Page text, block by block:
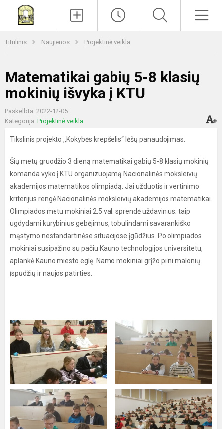
Titulinis Naujienos Projektinė veikla
Matematikai gabių 5-8 klasių
mokinių išvyka į KTU
Paskelbta: 2022-12-05
Kategorija: Projektinė veikla
Tikslinis projekto ,,Kokybės krepšelis“ lėšų panaudojimas.
Šių metų gruodžio 3 dieną matematikai gabių 5-8 klasių mokinių
komanda vyko į KTU organizuojamą Nacionalinės moksleivių
akademijos matematikos olimpiadą. Jai užduotis ir vertinimo
kriterijus rengė Nacionalinės moksleivių akademijos matematikai.
Olimpiados metu mokiniai 2,5 val. sprendė uždavinius, taip
ugdydami kūrybinius gebėjimus, tobulindami savarankiško
mąstymo nestandartinėse situacijose įgūdžius. Po olimpiados
mokiniai susipažino su pačiu Kauno technologijos universitetu,
aplankė Kauno miesto eglę. Namo mokiniai grįžo pilni malonių
įspūdžių ir naujos patirties.